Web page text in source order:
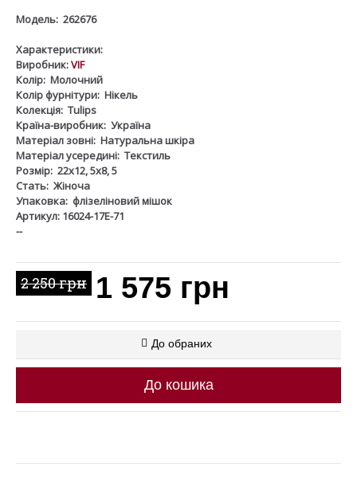
Модель: 262676
Характеристики:
Виробник:VIF
Колір: Молочний
Колір фурнітури: Нікель
Колекція: Tulips
Країна-виробник: Україна
Матеріал зовні: Натуральна шкіра
Матеріал усередині: Текстиль
Розмір: 22х12, 5х8, 5
Стать: Жіноча
Упаковка: флізеліновий мішок
Артикул: 16024-17Е-71
--
2 250 грн 1 575 грн
До обраних
До кошика